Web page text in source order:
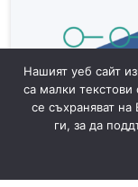
Нашият уеб сайт
са малки текстови
се съхраняват
ги, за да